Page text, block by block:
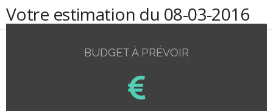
Votre estimation du 08-03-2016
BUDGET À PRÉVOIR